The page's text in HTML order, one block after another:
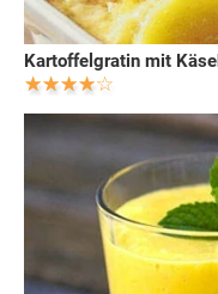
Kartoffelgratin mit